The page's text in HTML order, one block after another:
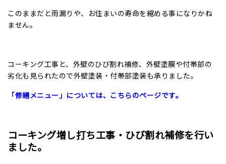
このままだと雨漏りや、お住まいの寿命を縮める事になりかね
ません。
コーキング工事と、外壁のひび割れ補修、外壁塗膜や付帯部の
劣化も見られたので外壁塗装・付帯部塗装も承りました。
「修繕メニュー」については、こちらのページです。
コーキング増し打ち工事・ひび割れ補修を行い
ました。